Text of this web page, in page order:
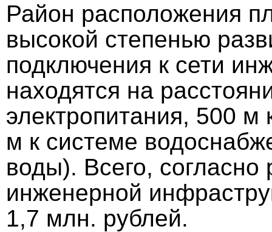
Район расположения
высокой степенью
подключения к сети
находятся на
электропитания, 500 м
м к системе
воды). Всего,
инженерной
1,7 млн. рублей.